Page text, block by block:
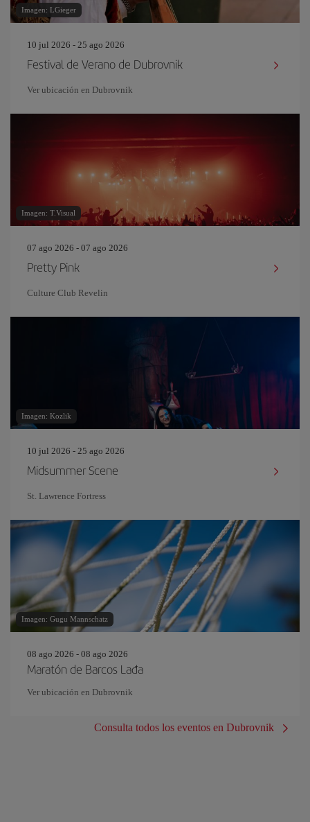
Imagen: LGieger
10 jul 2026 - 25 ago 2026
Festival de Verano de Dubrovnik
Ver ubicación en Dubrovnik
Imagen: T.Visual
07 ago 2026 - 07 ago 2026
Pretty Pink
Culture Club Revelin
Imagen: Kozlik
10 jul 2026 - 25 ago 2026
Midsummer Scene
St. Lawrence Fortress
Imagen: Gugu Mannschatz
08 ago 2026 - 08 ago 2026
Maratón de Barcos Lađa
Ver ubicación en Dubrovnik
Consulta todos los eventos en Dubrovnik